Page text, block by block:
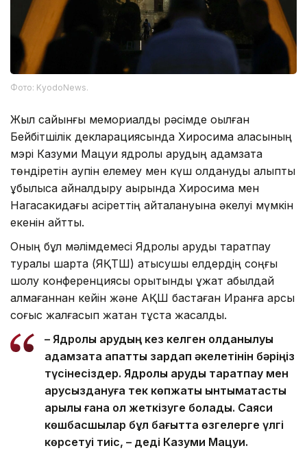
Фото: KyodoNews.
Жыл сайынғы мемориалдық рәсімде оқылған
Бейбітшілік декларациясында Хиросима қаласының
мэрі Казуми Мацуи ядролық қарудың адамзатқа
төндіретін қаупін елемеу мен күш қолдануды қалыпты
құбылысқа айналдыру ақырында Хиросима мен
Нагасакидағы қасіреттің қайталануына әкелуі мүмкін
екенін айтты.
Оның бұл мәлімдемесі Ядролық қаруды таратпау
туралы шартқа (ЯҚТШ) қатысушы елдердің соңғы
шолу конференциясы қорытынды құжат қабылдай
алмағаннан кейін және АҚШ бастаған Иранға қарсы
соғыс жалғасып жатқан тұста жасалды.
– Ядролық қарудың кез келген қолданылуы
адамзатқа апатты зардап әкелетінін бәріңіз
түсінесіздер. Ядролық қаруды таратпау мен
қарусыздануға тек көпжақты ынтымақтастық
арқылы ғана қол жеткізуге болады. Саяси
көшбасшылар бұл бағытта өзгелерге үлгі
көрсетуі тиіс, – деді Казуми Мацуи.